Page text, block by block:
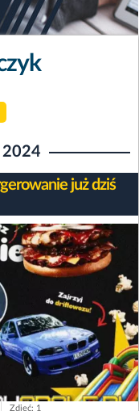
2024
już dziś
Zdjęć: 1